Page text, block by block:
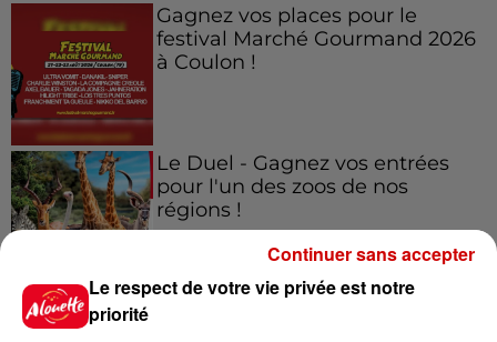
Gagnez vos places pour le
festival Marché Gourmand 2026
à Coulon !
Le Duel - Gagnez vos entrées
pour l'un des zoos de nos
régions !
Le respect de votre vie privée est notre
priorité
Continuer sans accepter